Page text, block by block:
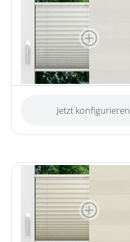
Jetzt konfigurieren